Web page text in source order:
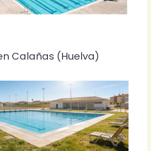
Calañas (Huelva)